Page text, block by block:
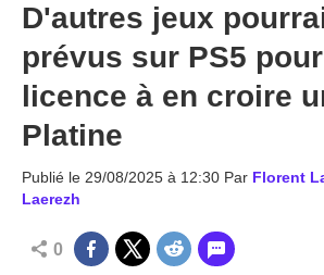
D'autres jeux
prévus sur PS5
licence à en croire
Platine
Publié le 29/08/2025 à 12:30 Par Florent
Laerezh
0